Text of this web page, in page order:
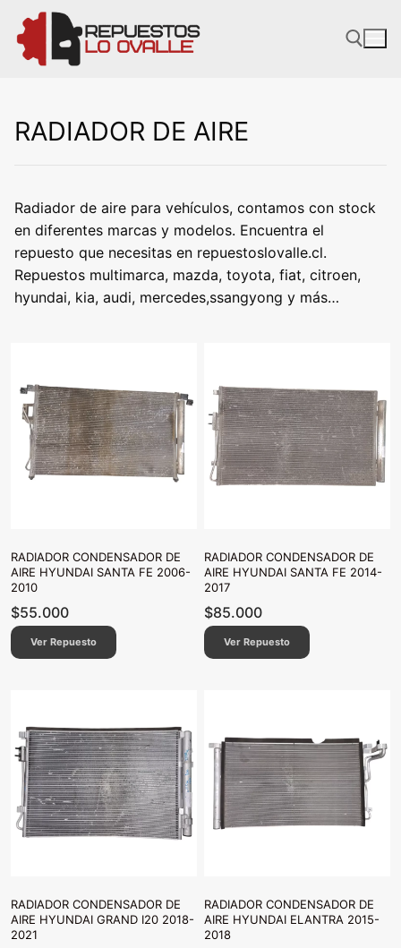
contenido
RADIADOR DE AIRE
Radiador de aire para vehículos, contamos con stock
en diferentes marcas y modelos. Encuentra el
repuesto que necesitas en repuestoslovalle.cl.
Repuestos multimarca, mazda, toyota, fiat, citroen,
hyundai, kia, audi, mercedes,ssangyong y más…
RADIADOR CONDENSADOR DE
AIRE HYUNDAI SANTA FE 2006-
2010
$55.000
Ver Repuesto
RADIADOR CONDENSADOR DE
AIRE HYUNDAI SANTA FE 2014-
2017
$85.000
Ver Repuesto
RADIADOR CONDENSADOR DE
AIRE HYUNDAI GRAND I20 2018-
2021
RADIADOR CONDENSADOR DE
AIRE HYUNDAI ELANTRA 2015-
2018